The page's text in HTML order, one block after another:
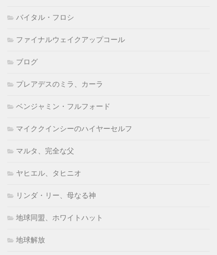
バイタル・フロシ
ファイナルウェイクアップコール
ブログ
プレアデスのミラ、カーラ
ベンジャミン・フルフォード
マイククインシーのハイヤーセルフ
マルタ、完全な父
ヤヒエル、タヒニオ
リンダ・リー、母なる神
地球同盟、ホワイトハット
地球解放